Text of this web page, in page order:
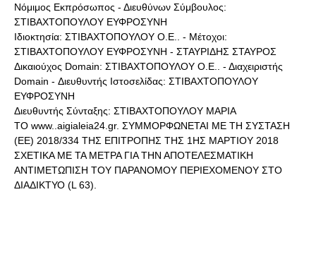
Νόμιμος Εκπρόσωπος - Διευθύνων Σύμβουλος:
ΣΤΙΒΑΧΤΟΠΟΥΛΟΥ ΕΥΦΡΟΣΥΝΗ
Ιδιοκτησία: ΣΤΙΒΑΧΤΟΠΟΥΛΟΥ Ο.Ε.. - Μέτοχοι:
ΣΤΙΒΑΧΤΟΠΟΥΛΟΥ ΕΥΦΡΟΣΥΝΗ - ΣΤΑΥΡΙΔΗΣ ΣΤΑΥΡΟΣ
Δικαιούχος Domain: ΣΤΙΒΑΧΤΟΠΟΥΛΟΥ Ο.Ε.. - Διαχειριστής
Domain - Διευθυντής Ιστοσελίδας: ΣΤΙΒΑΧΤΟΠΟΥΛΟΥ
ΕΥΦΡΟΣΥΝΗ
Διευθυντής Σύνταξης: ΣΤΙΒΑΧΤΟΠΟΥΛΟΥ ΜΑΡΙΑ
ΤΟ www..aigialeia24.gr. ΣΥΜΜΟΡΦΩΝΕΤΑΙ ΜΕ ΤΗ ΣΥΣΤΑΣΗ
(ΕΕ) 2018/334 ΤΗΣ ΕΠΙΤΡΟΠΗΣ ΤΗΣ 1ΗΣ ΜΑΡΤΙΟΥ 2018
ΣΧΕΤΙΚΑ ΜΕ ΤΑ ΜΕΤΡΑ ΓΙΑ ΤΗΝ ΑΠΟΤΕΛΕΣΜΑΤΙΚΗ
ΑΝΤΙΜΕΤΩΠΙΣΗ ΤΟΥ ΠΑΡΑΝΟΜΟΥ ΠΕΡΙΕΧΟΜΕΝΟΥ ΣΤΟ
ΔΙΑΔΙΚΤΥΟ (L 63).